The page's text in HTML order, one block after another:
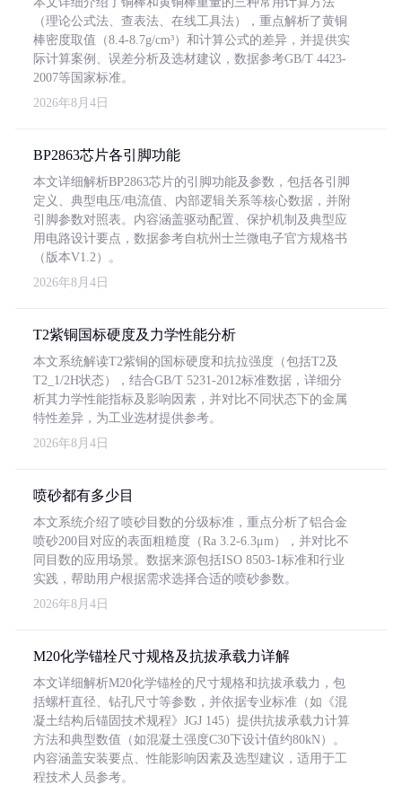
（理论公式法、查表法、在线工具法），重点解析了黄铜
棒密度取值（8.4-8.7g/cm³）和计算公式的差异，并提供实
际计算案例、误差分析及选材建议，数据参考GB/T 4423-
2007等国家标准。
2026年8月4日
BP2863芯片各引脚功能
本文详细解析BP2863芯片的引脚功能及参数，包括各引脚
定义、典型电压/电流值、内部逻辑关系等核心数据，并附
引脚参数对照表。内容涵盖驱动配置、保护机制及典型应
用电路设计要点，数据参考自杭州士兰微电子官方规格书
（版本V1.2）。
2026年8月4日
T2紫铜国标硬度及力学性能分析
本文系统解读T2紫铜的国标硬度和抗拉强度（包括T2及
T2_1/2H状态），结合GB/T 5231-2012标准数据，详细分
析其力学性能指标及影响因素，并对比不同状态下的金属
特性差异，为工业选材提供参考。
2026年8月4日
喷砂都有多少目
本文系统介绍了喷砂目数的分级标准，重点分析了铝合金
喷砂200目对应的表面粗糙度（Ra 3.2-6.3μm），并对比不
同目数的应用场景。数据来源包括ISO 8503-1标准和行业
实践，帮助用户根据需求选择合适的喷砂参数。
2026年8月4日
M20化学锚栓尺寸规格及抗拔承载力详解
本文详细解析M20化学锚栓的尺寸规格和抗拔承载力，包
括螺杆直径、钻孔尺寸等参数，并依据专业标准（如《混
凝土结构后锚固技术规程》JGJ 145）提供抗拔承载力计算
方法和典型数值（如混凝土强度C30下设计值约80kN）。
内容涵盖安装要点、性能影响因素及选型建议，适用于工
程技术人员参考。